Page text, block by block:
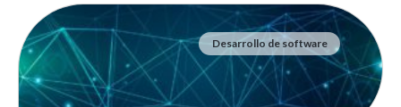
Desarrollo de software
cookies,
algunas
funcionalidades
no se
mostrarán en
la web.